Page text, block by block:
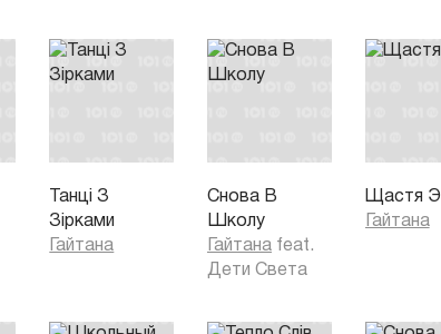
Танці З
Зірками
Гайтана
Снова В
Школу
Гайтана feat.
Дети Света
Щастя Э
Гайтана